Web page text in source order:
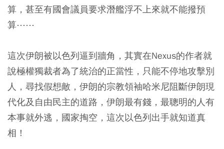
算，甚至有國會議員要求潛艦浮不上來就不能撥預
算⋯⋯
這次伊朗被以色列逼到牆角，其實在Nexus的作者就
說極權獨裁者為了統治的正當性，只能不停地攻擊別
人，尋找假想敵，伊朗的宗教領袖哈米尼阻斷伊朗現
代化及自由民主的道路，伊朗最有錢，最聰明的人有
本事就外逃，國家掏空，這次以色列出手就知道真
相！